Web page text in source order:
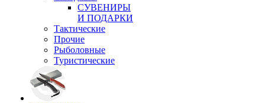
СУВЕНИРЫ
И ПОДАРКИ
Тактические
Прочие
Рыболовные
Туристические